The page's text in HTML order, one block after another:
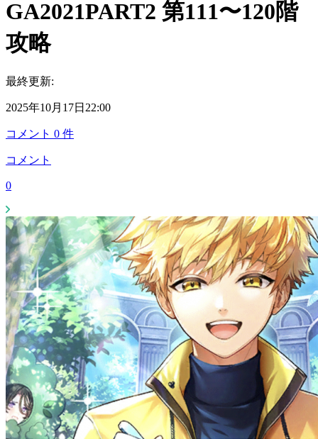
GA2021PART2 第111〜120階
攻略
最終更新:
2025年10月17日22:00
コメント 0 件
コメント
0